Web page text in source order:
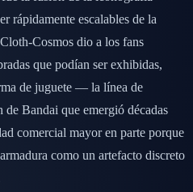
rápidamente escalables de la
Cosmos dio a los fans
que podían ser exhibidas,
de juguete — la línea de
Bandai que emergió décadas
comercial mayor en parte porque
como un artefacto discreto